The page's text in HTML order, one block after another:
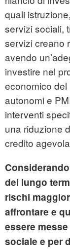
quali istruzione,
servizi sociali,
servizi creano
avendo
investire nel
economico del
autonomi e
interventi
una riduzione
credito
del lungo
rischi
affrontare e
essere
sociale e per